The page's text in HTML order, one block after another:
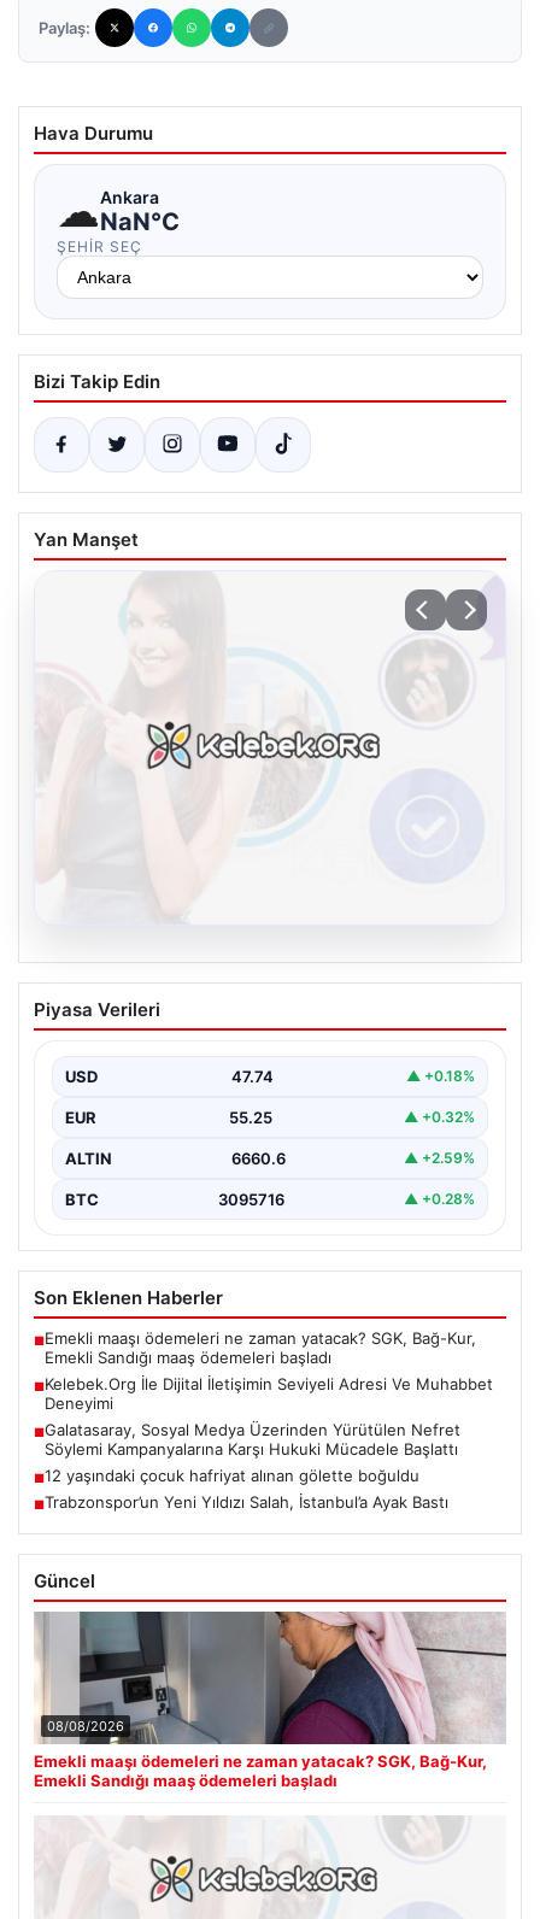
Paylaş:
Hava Durumu
☁Ankara
NaN°C
ŞEHIR SEÇ
Bizi Takip Edin
Yan Manşet
Kelebek.Org İle Dijital İletişimin Seviyeli
Adresi Ve Muhabbet Deneyimi
kurması ciddi bir değer taşımaktadır. Güncel olarak…
Piyasa Verileri
USD 47.74 ▲ +0.18%
EUR 55.25 ▲ +0.32%
ALTIN 6660.6 ▲ +2.59%
BTC 3095716 ▲ +0.28%
Son Eklenen Haberler
■Emekli maaşı ödemeleri ne zaman yatacak? SGK, Bağ-Kur,
Emekli Sandığı maaş ödemeleri başladı
■Kelebek.Org İle Dijital İletişimin Seviyeli Adresi Ve Muhabbet
Deneyimi
■Galatasaray, Sosyal Medya Üzerinden Yürütülen Nefret
Söylemi Kampanyalarına Karşı Hukuki Mücadele Başlattı
■12 yaşındaki çocuk hafriyat alınan gölette boğuldu
■Trabzonspor’un Yeni Yıldızı Salah, İstanbul’a Ayak Bastı
Güncel
08/08/2026
Emekli maaşı ödemeleri ne zaman yatacak? SGK, Bağ-Kur,
Emekli Sandığı maaş ödemeleri başladı